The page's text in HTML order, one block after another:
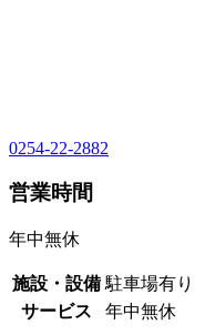
0254-22-2882
営業時間
年中無休
施設・設備 駐車場有り
サービス
年中無休